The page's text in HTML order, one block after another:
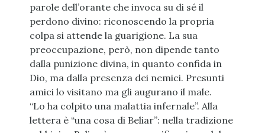
parole dell’orante che invoca su di sé il
perdono divino: riconoscendo la propria
colpa si attende la guarigione. La sua
preoccupazione, però, non dipende tanto
dalla punizione divina, in quanto confida in
Dio, ma dalla presenza dei nemici. Presunti
amici lo visitano ma gli augurano il male.
“Lo ha colpito una malattia infernale”. Alla
lettera è “una cosa di Beliar”: nella tradizione